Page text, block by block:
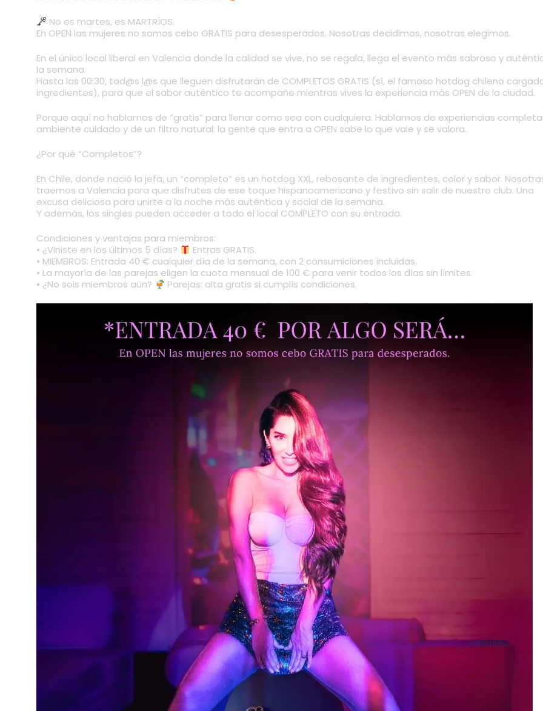
No es martes, es MARTRÍOS.
En OPEN las mujeres no somos cebo GRATIS para desesperados. Nosotras decidimos, nosotras elegimos.
En el único local liberal en Valencia donde la calidad se vive, no se regala, llega el evento más sabroso y
la semana.
Hasta las 00:30, tod@s l@s que lleguen disfrutarán de COMPLETOS GRATIS (sí, el famoso hotdog chileno
ingredientes), para que el sabor auténtico te acompañe mientras vives la experiencia más OPEN de la ciudad.
Porque aquí no hablamos de “gratis” para llenar como sea con cualquiera. Hablamos de experiencias
ambiente cuidado y de un filtro natural: la gente que entra a OPEN sabe lo que vale y se valora.
¿Por qué “Completos”?
En Chile, donde nació la jefa, un “completo” es un hotdog XXL, rebosante de ingredientes, color y sabor.
traemos a Valencia para que disfrutes de ese toque hispanoamericano y festivo sin salir de nuestro club. Una
excusa deliciosa para unirte a la noche más auténtica y social de la semana.
Y además, los singles pueden acceder a todo el local COMPLETO con su entrada.
Condiciones y ventajas para miembros:
• ¿Viniste en los últimos 5 días?
Entras GRATIS.
• MIEMBROS: Entrada 40 € cualquier día de la semana, con 2 consumiciones incluidas.
• La mayoría de las parejas eligen la cuota mensual de 100 € para venir todos los días sin límites.
• ¿No sois miembros aún?
Parejas: alta gratis si cumplís condiciones.